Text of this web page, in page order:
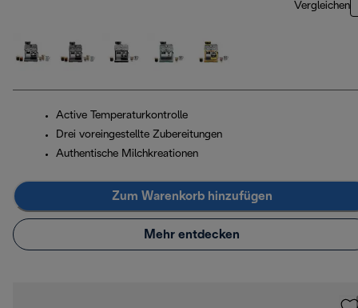
Vergleichen
Active Temperaturkontrolle
Drei voreingestellte Zubereitungen
Authentische Milchkreationen
Zum Warenkorb hinzufügen
Mehr entdecken